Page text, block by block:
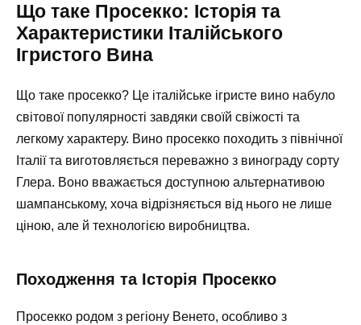
Що таке Просекко: Історія та
Характеристики Італійського
Ігристого Вина
Що таке просекко? Це італійське ігристе вино набуло
світової популярності завдяки своїй свіжості та
легкому характеру. Вино просекко походить з північної
Італії та виготовляється переважно з винограду сорту
Глера. Воно вважається доступною альтернативою
шампанському, хоча відрізняється від нього не лише
ціною, але й технологією виробництва.
Походження та Історія Просекко
Просекко родом з регіону Венето, особливо з